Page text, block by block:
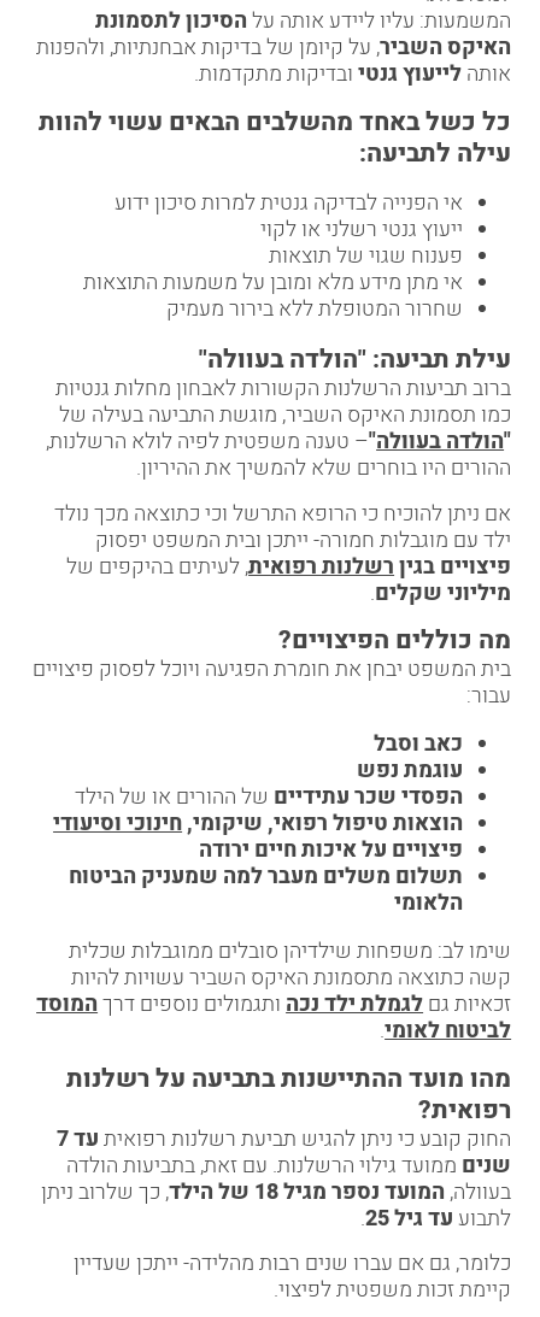
המשמעות: עליו ליידע אותה עלהסיכון לתסמונת
האיקס השביר, על קיומן של בדיקות אבחנתיות, ולהפנות
אותהלייעוץ גנטיובדיקות מתקדמות.
כל כשל באחד מהשלבים הבאים עשוי להוות
עילה לתביעה:
אי הפנייה לבדיקה גנטית למרות סיכון ידוע
ייעוץ גנטי רשלני או לקוי
פענוח שגוי של תוצאות
אי מתן מידע מלא ומובן על משמעות התוצאות
שחרור המטופלת ללא בירור מעמיק
עילת תביעה: "הולדה בעוולה"
ברוב תביעות הרשלנות הקשורות לאבחון מחלות גנטיות
כמו תסמונת האיקס השביר, מוגשת התביעה בעילה של
"הולדה בעוולה"– טענה משפטית לפיה לולא הרשלנות,
ההורים היו בוחרים שלא להמשיך את ההיריון.
אם ניתן להוכיח כי הרופא התרשל וכי כתוצאה מכך נולד
ילד עם מוגבלות חמורה- ייתכן ובית המשפט יפסוק
פיצויים בגיןרשלנות רפואית,לעיתים בהיקפים של
מיליוני שקלים.
מה כוללים הפיצויים?
בית המשפט יבחן את חומרת הפגיעה ויוכל לפסוק פיצויים
עבור:
כאב וסבל
עוגמת נפש
הפסדי שכר עתידיים של ההורים או של הילד
הוצאות טיפול רפואי, שיקומי,חינוכי וסיעודי
פיצויים על איכות חיים ירודה
תשלום משלים מעבר למה שמעניק הביטוח
הלאומי
שימו לב: משפחות שילדיהן סובלים ממוגבלות שכלית
קשה כתוצאה מתסמונת האיקס השביר עשויות להיות
זכאיות גםלגמלת ילד נכהותגמולים נוספים דרךהמוסד
לביטוח לאומי.
מהו מועד ההתיישנות בתביעה על רשלנות
רפואית?
החוק קובע כי ניתן להגיש תביעת רשלנות רפואית
עד 7
שנים ממועד גילוי הרשלנות. עם זאת, בתביעות הולדה
בעוולה,המועד נספר מגיל 18 של הילד
, כך שלרוב ניתן
לתבועעד גיל 25
.
כלומר, גם אם עברו שנים רבות מהלידה- ייתכן שעדיין
קיימת זכות משפטית לפיצוי.